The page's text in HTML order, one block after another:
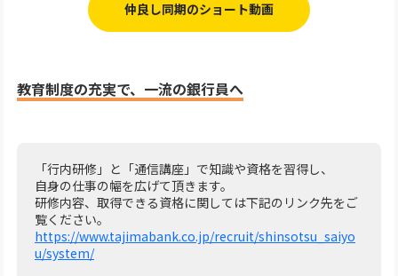
仲良し同期のショート動画
教育制度の充実で、一流の銀行員へ
「行内研修」と「通信講座」で知識や資格を習得し、
自身の仕事の幅を広げて頂きます。
研修内容、取得できる資格に関しては下記のリンク先をご
覧ください。
https://www.tajimabank.co.jp/recruit/shinsotsu_saiyo
u/system/